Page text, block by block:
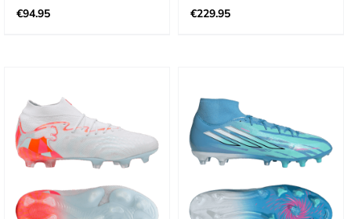
€94.95 €229.95